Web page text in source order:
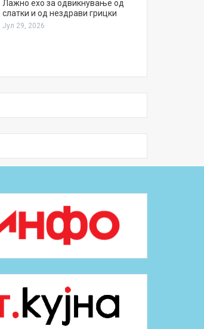
Лажно ехо за одвикнување од
слатки и од нездрави грицки
Јул 29, 2026